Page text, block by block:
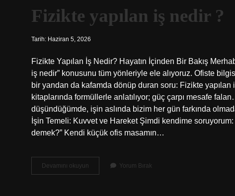
Paylaşımlar
Fizikte yapılan iş nedir ?
Tarih: Haziran 5, 2026
Fizikte Yapılan İş Nedir? Hayatın İçinden Bir Bakış
iş nedir” konusunu tüm yönleriyle ele alıyoruz. Ofiste
bir yandan da kafamda dönüp duran soru: Fizikte
kitaplarında formüllerle anlatılıyor; güç çarpı mesafe
düşündüğümde, işin aslında bizim her gün farkında
İşin Temeli: Kuvvet ve Hareket Şimdi kendime
demek?” Kendi küçük ofis masamın…
Devamını okuyun
yapılan
Yorum Bırak